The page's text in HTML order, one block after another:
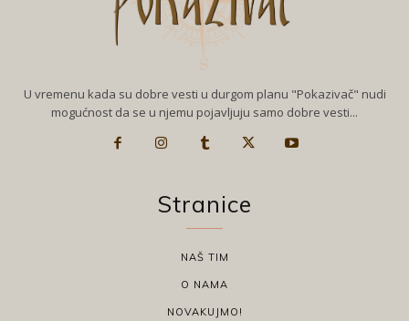
U vremenu kada su dobre vesti u durgom planu "Pokazivač" nudi
mogućnost da se u njemu pojavljuju samo dobre vesti...
Stranice
NAŠ TIM
O NAMA
NOVAKUJMO!